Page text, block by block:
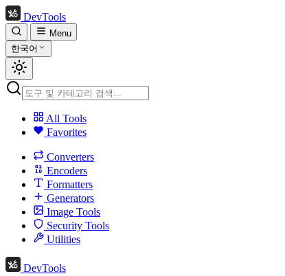
DevTools
Menu
한국어
All Tools
Favorites
Converters
Encoders
Formatters
Generators
Image Tools
Security Tools
Utilities
DevTools